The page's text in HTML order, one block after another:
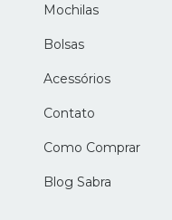
Mochilas
Bolsas
Acessórios
Contato
Como Comprar
Blog Sabra